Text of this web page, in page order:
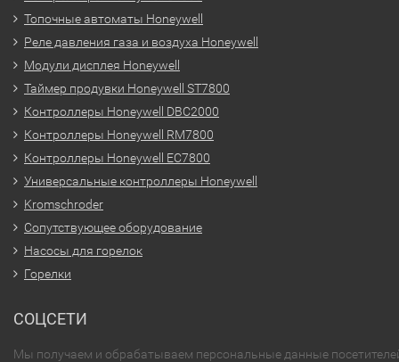
Топочные автоматы Honeywell
Реле давления газа и воздуха Honeywell
Модули дисплея Honeywell
Таймер продувки Honeywell ST7800
Контроллеры Honeywell DBC2000
Контроллеры Honeywell RM7800
Контроллеры Honeywell EC7800
Универсальные контроллеры Honeywell
Kromschroder
Сопутствующее оборудование
Насосы для горелок
Горелки
СОЦСЕТИ
Мы получаем и обрабатываем персональные данные